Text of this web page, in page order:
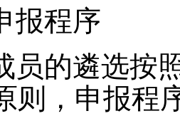
报程序
员的遴选按
则，申报程